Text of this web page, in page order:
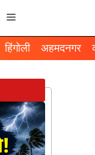
हिंगोली अहमदनगर